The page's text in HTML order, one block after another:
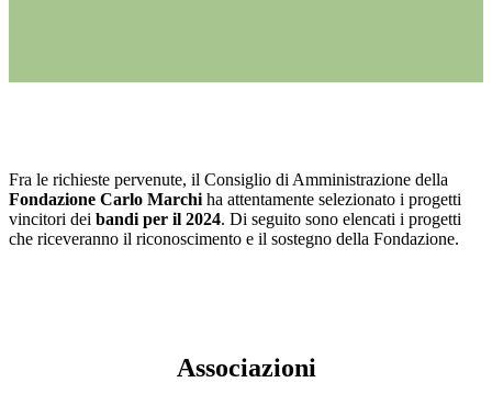
Fra le richieste pervenute, il Consiglio di Amministrazione della
Fondazione Carlo Marchiha attentamente selezionato i progetti
vincitori dei bandi per il 2024. Di seguito sono elencati i progetti
che riceveranno il riconoscimento e il sostegno della Fondazione.
Associazioni